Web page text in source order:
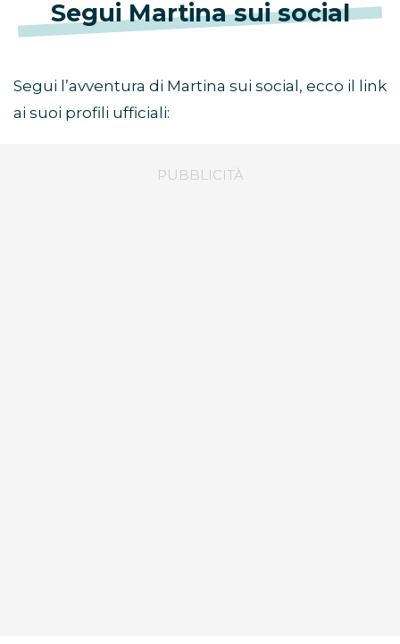
Segui Martina sui social
Segui l’avventura di Martina sui social, ecco il link
ai suoi profili ufficiali: